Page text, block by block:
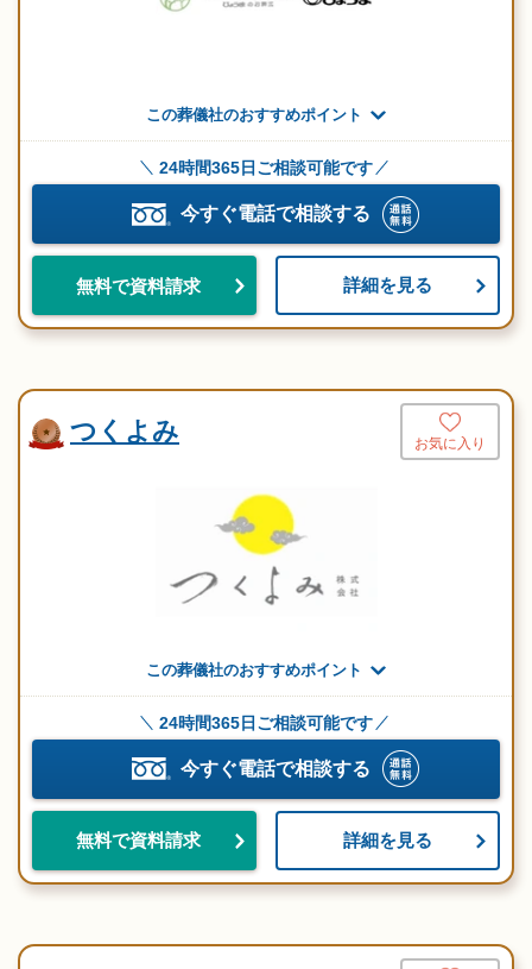
この葬儀社のおすすめポイント
24時間365日ご相談可能です
今すぐ電話で相談する
無料で資料請求 詳細を見る
つくよみ お気に入り
この葬儀社のおすすめポイント
24時間365日ご相談可能です
今すぐ電話で相談する
無料で資料請求 詳細を見る